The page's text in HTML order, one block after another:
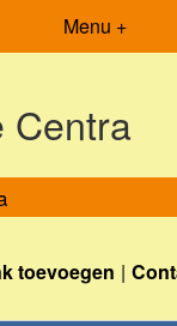
Menu +
Centra
toevoegen